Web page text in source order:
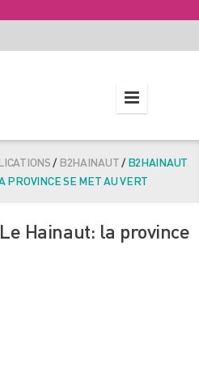
/B2HAINAUT/B2HAINAUT
PROVINCE SE MET AU VERT
Hainaut: la province